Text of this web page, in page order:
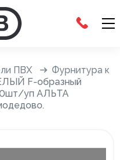
ПВХ
Фурнитура к
F-образный
уп АЛЬТА